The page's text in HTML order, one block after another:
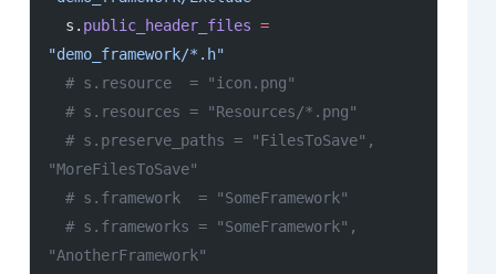
  s.
public_header_files =
"demo_framework/*.h"
  # s.resource  = "icon.png"
  # s.resources = "Resources/*.png"
"MoreFilesToSave"
  # s.framework  = "SomeFramework"
"AnotherFramework"